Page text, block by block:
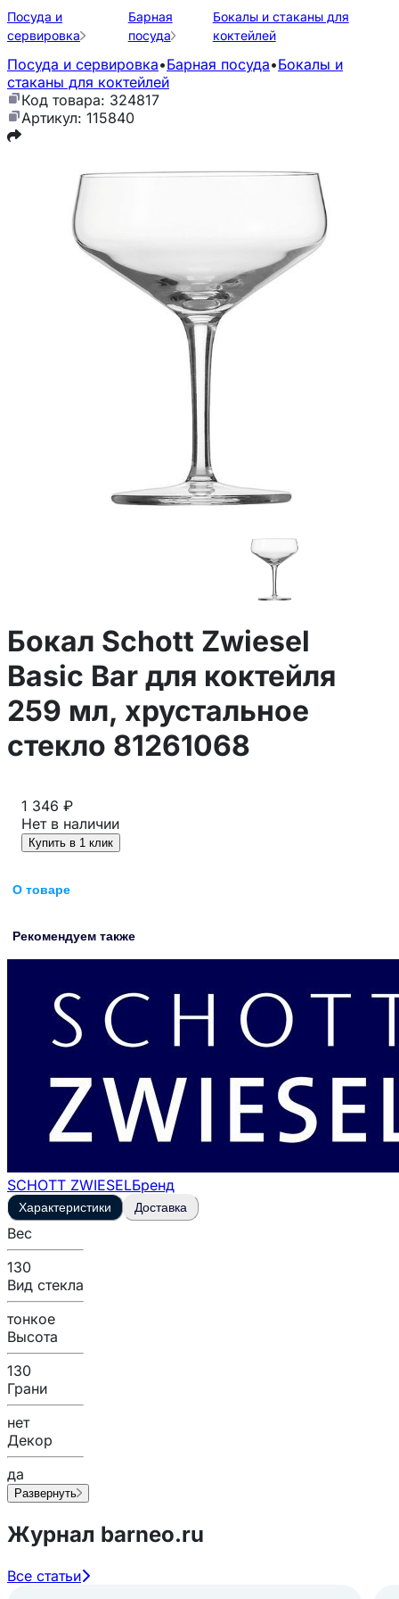
Посуда и
сервировка
Барная
посуда
Бокалы и стаканы для
коктейлей
Посуда и сервировка•Барная посуда•Бокалы и
стаканы для коктейлей
Код товара: 324817
Артикул: 115840
Бокал Schott Zwiesel
Basic Bar для коктейля
259 мл, хрустальное
стекло 81261068
1 346 ₽
Нет в наличии
Купить в 1 клик
О товаре
Рекомендуем также
SCHOTT ZWIESELБренд
Характеристики Доставка
Вес
130
Вид стекла
тонкое
Высота
130
Грани
нет
Декор
да
Развернуть
Журнал barneo.ru
Все статьи